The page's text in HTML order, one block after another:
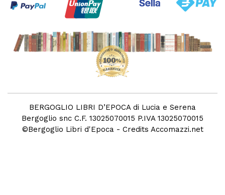
BERGOGLIO LIBRI D’EPOCA di Lucia e Serena
Bergoglio snc C.F. 13025070015 P.IVA 13025070015
©Bergoglio Libri d'Epoca - Credits Accomazzi.net